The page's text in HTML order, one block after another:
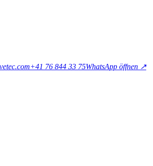
+41 76 844 33 75WhatsApp öffnen ↗